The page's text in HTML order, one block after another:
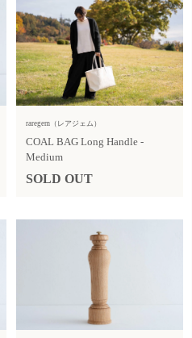
raregem（レアジェム）
COAL BAG Long Handle -
Medium
SOLD OUT